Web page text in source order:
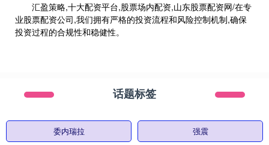
汇盈策略,十大配资平台,股票场内配资,山东股票配资网/在专
业股票配资公司,我们拥有严格的投资流程和风险控制机制,确保
投资过程的合规性和稳健性。
话题标签
委内瑞拉 强震